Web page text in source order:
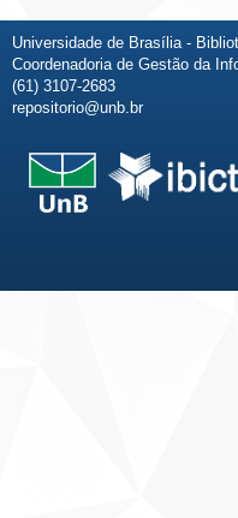
Universidade de Brasília -
Coordenadoria de Gestão da
(61) 3107-2683
repositorio@unb.br